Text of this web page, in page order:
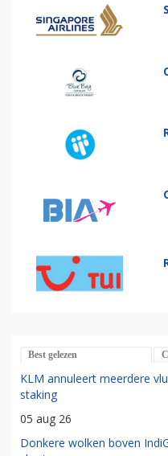
Best gelezen
KLM annuleert meerdere
staking
05 aug 26
Donkere wolken boven